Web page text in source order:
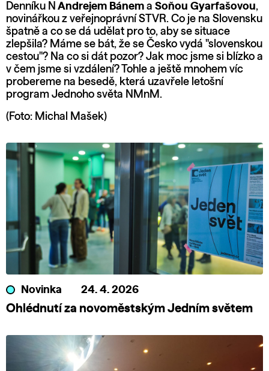
Denníku N Andrejem Bánem a Soňou Gyarfašovou,
novinářkou z veřejnoprávní STVR. Co je na Slovensku
špatně a co se dá udělat pro to, aby se situace
zlepšila? Máme se bát, že se Česko vydá "slovenskou
cestou"? Na co si dát pozor? Jak moc jsme si blízko a
v čem jsme si vzdálení? Tohle a ještě mnohem víc
probereme na besedě, která uzavřele letošní
program Jednoho světa NMnM.
(Foto: Michal Mašek)
Novinka 24. 4. 2026
Ohlédnutí za novoměstským Jedním světem